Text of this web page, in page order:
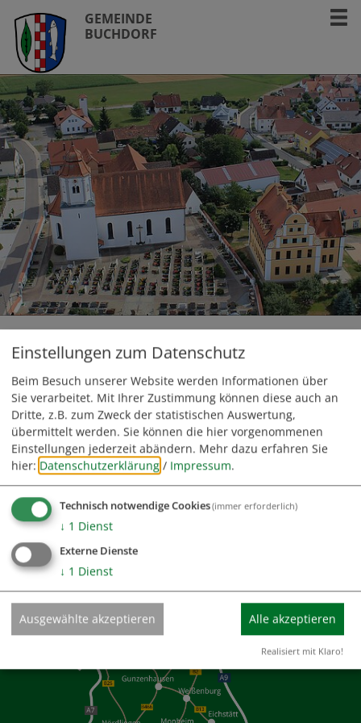
GEMEINDE
BUCHDORF
Ansprechpartner
GEMEINDE BUCHDORF
Rathausplatz 1 | 86675 Buchdorf
Fax: 09099/1431
09099/1261
info@gemeinde-buchdorf.de
Einstellungen zum Datenschutz
Beim Besuch unserer Website werden Informationen über
Sie verarbeitet. Mit Ihrer Zustimmung können diese auch an
Dritte, z.B. zum Zweck der statistischen Auswertung,
übermittelt werden. Sie können die hier vorgenommenen
Einstellungen jederzeit abändern. Mehr dazu erfahren Sie
hier: Datenschutzerklärung / Impressum.
Technisch notwendige Cookies(immer erforderlich)
↓ 1 Dienst
Externe Dienste
↓ 1 Dienst
Ausgewählte akzeptieren Alle akzeptieren
Realisiert mit Klaro!